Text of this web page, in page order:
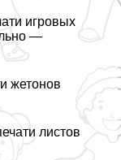
игровых
—
жетонов
листов